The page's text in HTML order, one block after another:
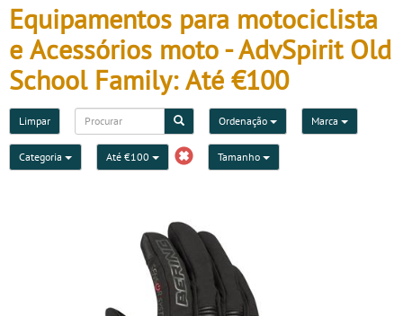
Equipamentos para motociclista
e Acessórios moto - AdvSpirit Old
School Family: Até €100
Limpar Ordenação Marca
Categoria Até €100 Tamanho